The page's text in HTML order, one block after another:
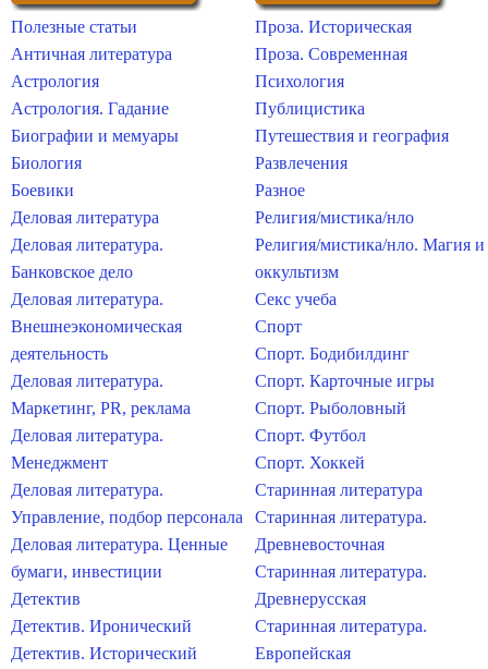
Полезные статьи
Античная литература
Астрология
Астрология. Гадание
Биографии и мемуары
Биология
Боевики
Деловая литература
Деловая литература.
Банковское дело
Деловая литература.
Внешнеэкономическая
деятельность
Деловая литература.
Маркетинг, PR, реклама
Деловая литература.
Менеджмент
Деловая литература.
Управление, подбор персонала
Деловая литература. Ценные
бумаги, инвестиции
Детектив
Детектив. Иронический
Детектив. Исторический
Проза. Историческая
Проза. Современная
Психология
Публицистика
Путешествия и география
Развлечения
Разное
Религия/мистика/нло
Религия/мистика/нло. Магия и
оккультизм
Секс учеба
Спорт
Спорт. Бодибилдинг
Спорт. Карточные игры
Спорт. Рыболовный
Спорт. Футбол
Спорт. Хоккей
Старинная литература
Старинная литература.
Древневосточная
Старинная литература.
Древнерусская
Старинная литература.
Европейская